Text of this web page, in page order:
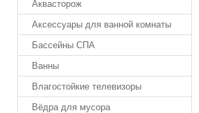
Аквасторож
Аксессуары для ванной комнаты
Бассейны СПА
Ванны
Влагостойкие телевизоры
Вёдра для мусора